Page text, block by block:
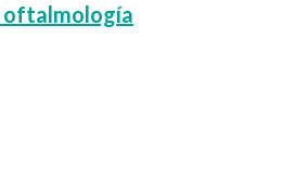
oftalmología